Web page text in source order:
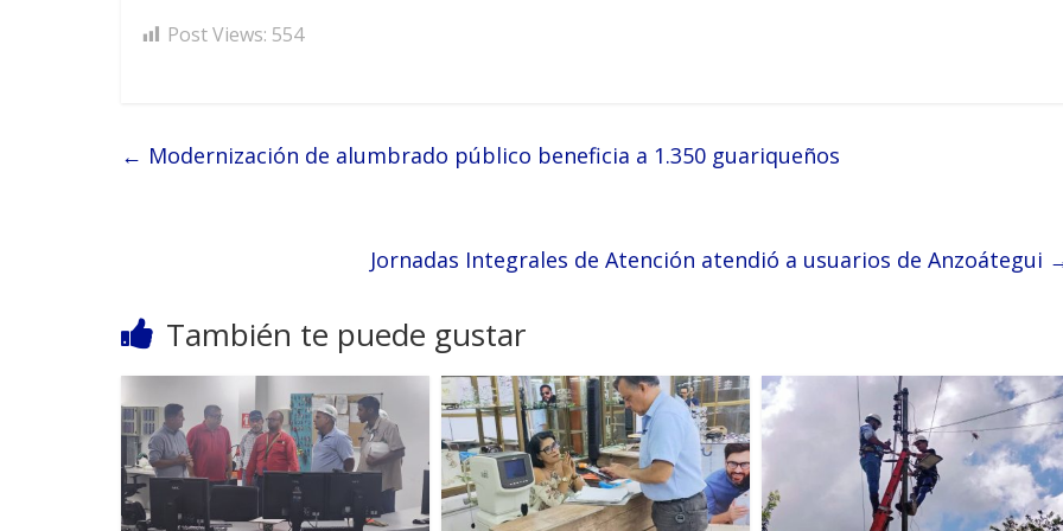
Post Views: 554
← Modernización de alumbrado público beneficia a 1.350 guariqueños
Jornadas Integrales de Atención atendió a usuarios de Anzoátegui
También te puede gustar